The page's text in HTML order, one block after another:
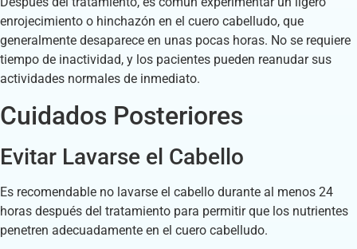
enrojecimiento o hinchazón en el cuero cabelludo, que
generalmente desaparece en unas pocas horas. No se requiere
tiempo de inactividad, y los pacientes pueden reanudar sus
actividades normales de inmediato.
Cuidados Posteriores
Evitar Lavarse el Cabello
Es recomendable no lavarse el cabello durante al menos 24
horas después del tratamiento para permitir que los nutrientes
penetren adecuadamente en el cuero cabelludo.